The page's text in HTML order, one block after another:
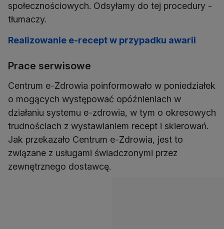
społecznościowych. Odsyłamy do tej procedury -
tłumaczy.
Realizowanie e-recept w przypadku awarii
Prace serwisowe
Centrum e-Zdrowia poinformowało w poniedziałek
o mogących występować opóźnieniach w
działaniu systemu e-zdrowia, w tym o okresowych
trudnościach z wystawianiem recept i skierowań.
Jak przekazało Centrum e-Zdrowia, jest to
związane z usługami świadczonymi przez
zewnętrznego dostawcę.